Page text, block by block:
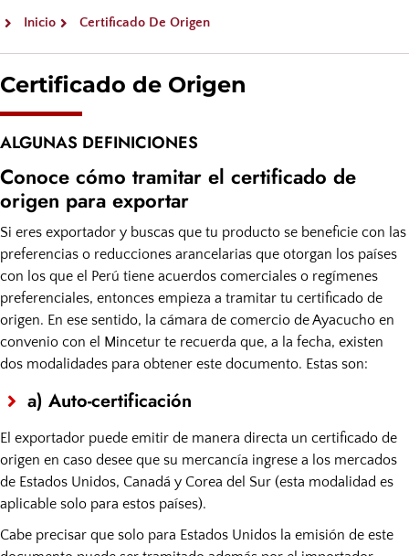
Inicio Certificado De Origen
Certificado de Origen
ALGUNAS DEFINICIONES
Conoce cómo tramitar el certificado de
origen para exportar
Si eres exportador y buscas que tu producto se beneficie con las
preferencias o reducciones arancelarias que otorgan los países
con los que el Perú tiene acuerdos comerciales o regímenes
preferenciales, entonces empieza a tramitar tu certificado de
origen. En ese sentido, la cámara de comercio de Ayacucho en
convenio con el Mincetur te recuerda que, a la fecha, existen
dos modalidades para obtener este documento. Estas son:
a) Auto-certificación
El exportador puede emitir de manera directa un certificado de
origen en caso desee que su mercancía ingrese a los mercados
de Estados Unidos, Canadá y Corea del Sur (esta modalidad es
aplicable solo para estos países).
Cabe precisar que solo para Estados Unidos la emisión de este